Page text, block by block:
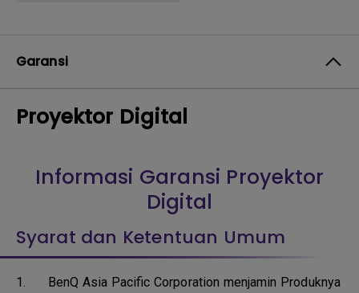
Garansi
Proyektor Digital
Informasi Garansi Proyektor
Digital
Syarat dan Ketentuan Umum
1. BenQ Asia Pacific Corporation menjamin Produknya